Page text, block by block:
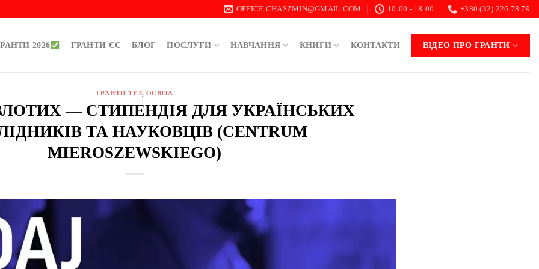
OFFICE.CHASZMIN@GMAIL.COM 10:00 - 18:00 +380 (32) 226 78 79
2026 ГРАНТИ ЄС БЛОГ ПОСЛУГИ НАВЧАННЯ КНИГИ КОНТАКТИ ВІДЕО ПРО ГРАНТИ
ГРАНТИ ТУТ, ОСВІТА
ЗЛОТИХ — СТИПЕНДІЯ ДЛЯ УКРАЇНСЬКИХ
ТА НАУКОВЦІВ (CENTRUM
MIEROSZEWSKIEGO)